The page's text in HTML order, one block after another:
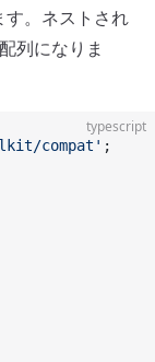
。ネストされ
列になりま
typescript
compat' ;